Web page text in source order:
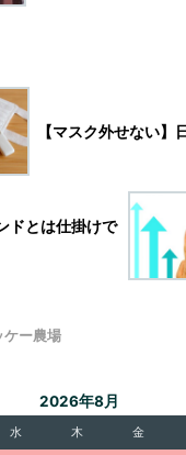
【マスク外せない】
ドとは仕掛けで
ケー農場
2026年8月
水 木 金